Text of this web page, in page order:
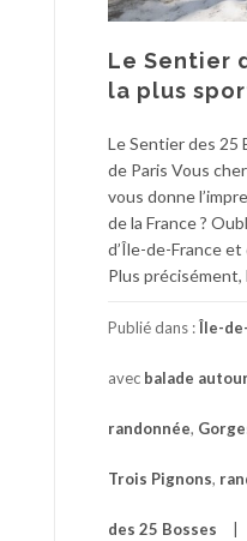
Le Sentier
la plus
Le Sentier des 25
de Paris Vous
vous donne
de la France ?
d’Île-de-France
Plus
Publié dans :Île-
avec balade
randonnée,
Trois Pignons,
des 25 Bosses